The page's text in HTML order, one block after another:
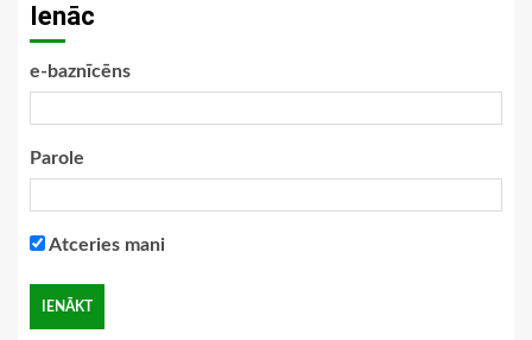
Ienāc
e-baznīcēns
Parole
Atceries mani